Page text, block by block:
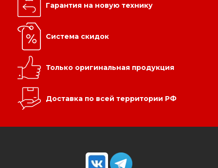
Гарантия на новую технику
Система скидок
Только оригинальная продукция
Доставка по всей территории РФ